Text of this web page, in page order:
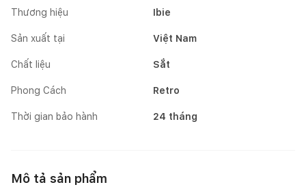
Thương hiệu Ibie
Sản xuất tại Việt Nam
Chất liệu Sắt
Phong Cách Retro
Thời gian bảo hành 24 tháng
Mô tả sản phẩm